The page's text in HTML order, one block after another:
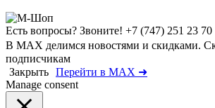
Есть вопросы? Звоните! +7 (747) 251 23 70
В MAX делимся новостями и скидками.
подписчикам
Закрыть Перейти в MAX ➜
Manage consent